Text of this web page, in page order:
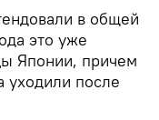
в общей
это уже
Японии, причем
уходили после